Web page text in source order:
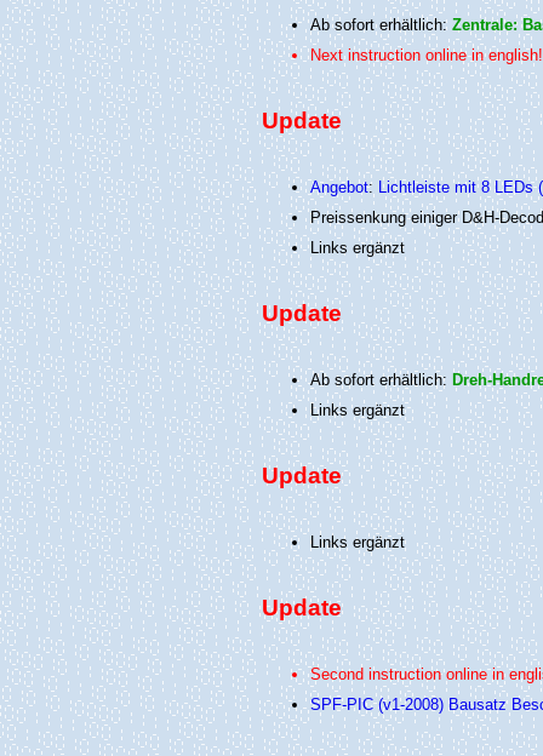
Ab sofort erhältlich: Zentrale:
Next instruction online in
Update
Angebot: Lichtleiste mit 8 LEDs
Preissenkung einiger D&H-
Links ergänzt
Update
Ab sofort erhältlich: Dreh-
Links ergänzt
Update
Links ergänzt
Update
Second instruction online in
SPF-PIC (v1-2008) Bausatz